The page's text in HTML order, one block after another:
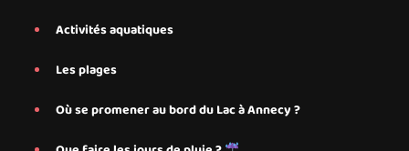
Activités aquatiques
Les plages
Où se promener au bord du Lac à Annecy ?